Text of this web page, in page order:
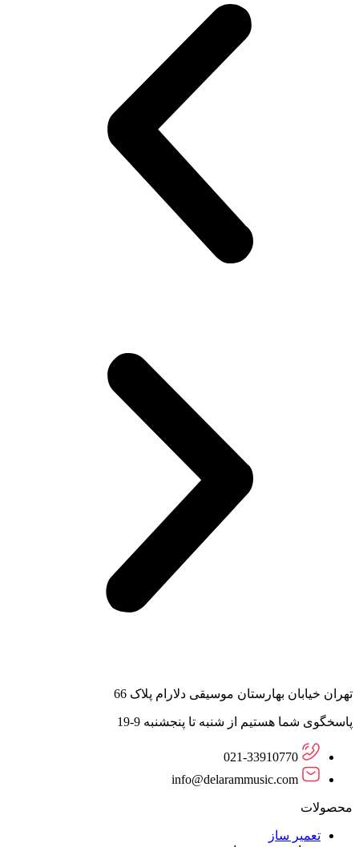
تهران خیابان بهارستان موسیقی دلارام پلاک 66
پاسخگوی شما هستیم از شنبه تا پنجشنبه 9-19
021-33910770
info@delarammusic.com
محصولات
تعمیر ساز